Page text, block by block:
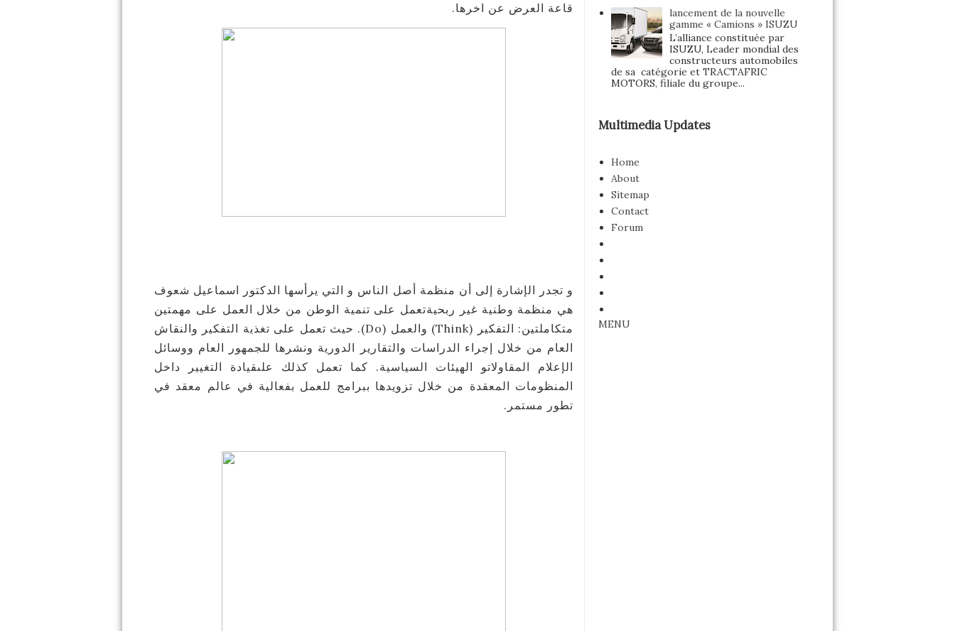
قاعة العرض عن اخرها.
و تجدر الإشارة إلى أن منظمة أصل الناس و التي يرأسها الدكتور اسماعيل شعوف
هي منظمة وطنية غير ربحيةتعمل على تنمية الوطن من خلال العمل على مهمتين
متكاملتين: التفكير (Think) والعمل (Do). حيث تعمل على تغذية التفكير والنقاش
العام من خلال إجراء الدراسات والتقارير الدورية ونشرها للجمهور العام ووسائل
الإعلام المقاولاتو الهيئات السياسية. كما تعمل كذلك علىقيادة التغيير داخل
المنظومات المعقدة من خلال تزويدها ببرامج للعمل بفعالية في عالم معقد في
تطور مستمر.
lancement de la nouvelle
gamme « Camions » ISUZU
L’alliance constituée par
ISUZU, Leader mondial des
constructeurs automobiles
de sa catégorie et TRACTAFRIC
MOTORS, filiale du groupe...
Multimedia Updates
Home
About
Sitemap
Contact
Forum
MENU